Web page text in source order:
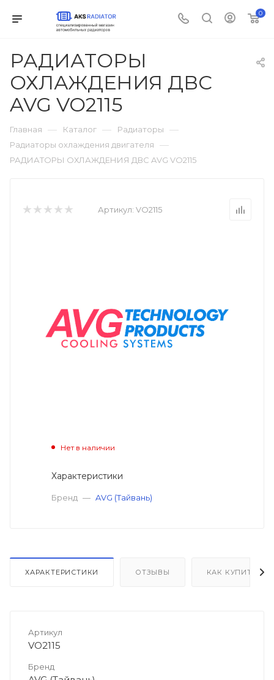
0
РАДИАТОРЫ
ОХЛАЖДЕНИЯ ДВС
AVG VO2115
Главная — Каталог — Радиаторы —
Радиаторы охлаждения двигателя —
РАДИАТОРЫ ОХЛАЖДЕНИЯ ДВС AVG VO2115
Артикул: VO2115
Нет в наличии
Характеристики
Бренд — AVG (Тайвань)
ХАРАКТЕРИСТИКИ ОТЗЫВЫ КАК КУПИТЬ
Артикул
VO2115
Бренд